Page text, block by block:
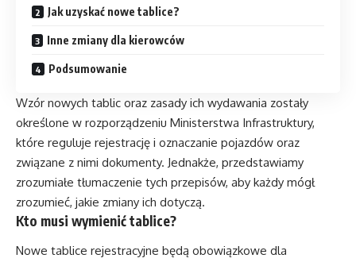
Jak uzyskać nowe tablice?
Inne zmiany dla kierowców
Podsumowanie
Wzór nowych tablic oraz zasady ich wydawania zostały
określone w rozporządzeniu Ministerstwa Infrastruktury,
które reguluje rejestrację i oznaczanie pojazdów oraz
związane z nimi dokumenty. Jednakże, przedstawiamy
zrozumiałe tłumaczenie tych przepisów, aby każdy mógł
zrozumieć, jakie zmiany ich dotyczą.
Kto musi wymienić tablice?
Nowe tablice rejestracyjne będą obowiązkowe dla